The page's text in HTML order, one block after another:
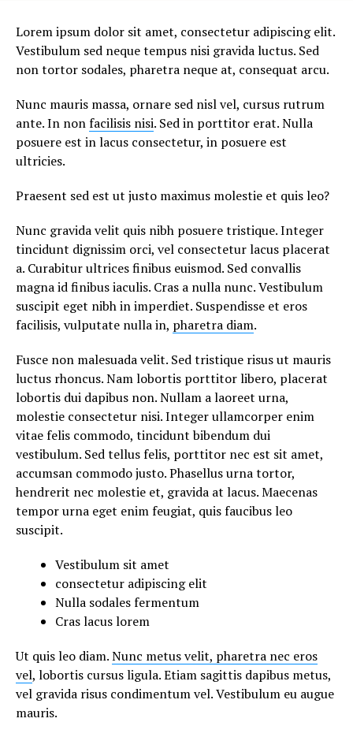
Lorem ipsum dolor sit amet, consectetur adipiscing elit.
Vestibulum sed neque tempus nisi gravida luctus. Sed
non tortor sodales, pharetra neque at, consequat arcu.
Nunc mauris massa, ornare sed nisl vel, cursus rutrum
ante. In nonfacilisis nisi. Sed in porttitor erat. Nulla
posuere est in lacus consectetur, in posuere est
ultricies.
Praesent sed est ut justo maximus molestie et quis leo?
Nunc gravida velit quis nibh posuere tristique. Integer
tincidunt dignissim orci, vel consectetur lacus placerat
a. Curabitur ultrices finibus euismod. Sed convallis
magna id finibus iaculis. Cras a nulla nunc. Vestibulum
suscipit eget nibh in imperdiet. Suspendisse et eros
facilisis, vulputate nulla in, pharetra diam.
Fusce non malesuada velit. Sed tristique risus ut mauris
luctus rhoncus. Nam lobortis porttitor libero, placerat
lobortis dui dapibus non. Nullam a laoreet urna,
molestie consectetur nisi. Integer ullamcorper enim
vitae felis commodo, tincidunt bibendum dui
vestibulum. Sed tellus felis, porttitor nec est sit amet,
accumsan commodo justo. Phasellus urna tortor,
hendrerit nec molestie et, gravida at lacus. Maecenas
tempor urna eget enim feugiat, quis faucibus leo
suscipit.
Vestibulum sit amet
consectetur adipiscing elit
Nulla sodales fermentum
Cras lacus lorem
Ut quis leo diam.Nunc metus velit, pharetra nec eros
vel, lobortis cursus ligula. Etiam sagittis dapibus metus,
vel gravida risus condimentum vel. Vestibulum eu augue
mauris.